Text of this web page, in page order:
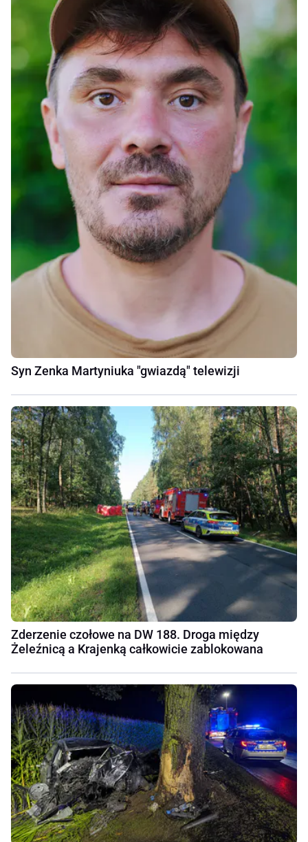
Syn Zenka Martyniuka "gwiazdą" telewizji
Zderzenie czołowe na DW 188. Droga między
Żeleźnicą a Krajenką całkowicie zablokowana